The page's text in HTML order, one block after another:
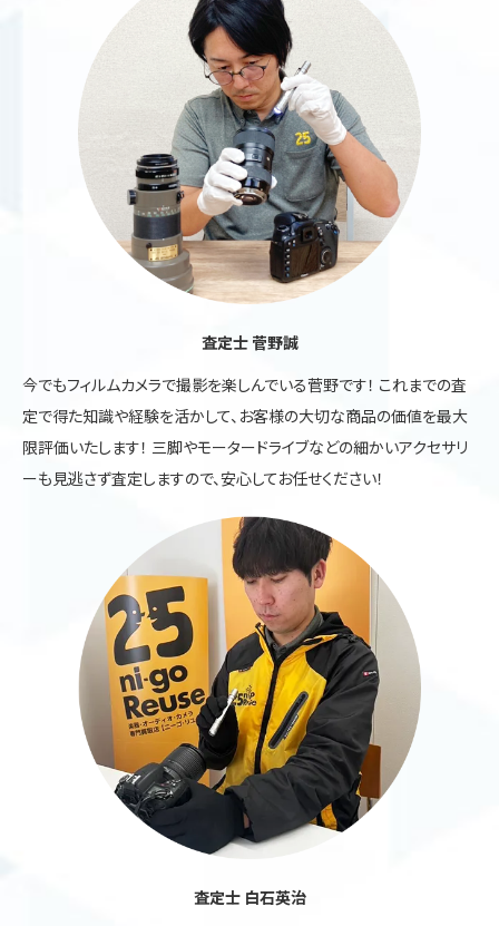
査定士 菅野誠
今でもフィルムカメラで撮影を楽しんでいる菅野です！ これまでの査
定で得た知識や経験を活かして、お客様の大切な商品の価値を最大
限評価いたします！ 三脚やモータードライブなどの細かいアクセサリ
ーも見逃さず査定しますので、安心してお任せください！
査定士 白石英治